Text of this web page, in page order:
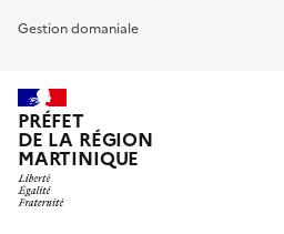
Gestion domaniale
PRÉFET
DE LA RÉGION
MARTINIQUE